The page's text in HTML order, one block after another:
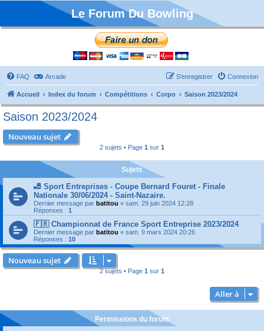
Le Forum Du Bowling
FAQ Arcade Connexion
S’enregistrer
Accueil Index du forum Compétitions Corpo Saison 2023/2024
Saison 2023/2024
Nouveau sujet
2 sujets • Page 1 sur 1
Sujets
🎳 Sport Entreprises - Coupe Bernard Fouret - Finale
Nationale 30/06/2024 - Saint-Nazaire.
Dernier message par batitou « sam. 29 juin 2024 12:28
Réponses : 1
🇫🇷 Championnat de France Sport Entreprise 2023/2024
Dernier message par batitou « sam. 9 mars 2024 20:26
Réponses : 10
Nouveau sujet
2 sujets • Page 1 sur 1
Aller à
Permissions du forum